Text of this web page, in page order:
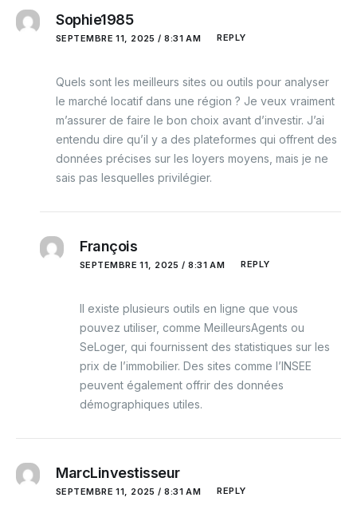
Sophie1985
SEPTEMBRE 11, 2025 / 8:31 AM REPLY
Quels sont les meilleurs sites ou outils pour analyser
le marché locatif dans une région ? Je veux vraiment
m’assurer de faire le bon choix avant d’investir. J’ai
entendu dire qu’il y a des plateformes qui offrent des
données précises sur les loyers moyens, mais je ne
sais pas lesquelles privilégier.
François
SEPTEMBRE 11, 2025 / 8:31 AM REPLY
Il existe plusieurs outils en ligne que vous
pouvez utiliser, comme MeilleursAgents ou
SeLoger, qui fournissent des statistiques sur les
prix de l’immobilier. Des sites comme l’INSEE
peuvent également offrir des données
démographiques utiles.
MarcLinvestisseur
SEPTEMBRE 11, 2025 / 8:31 AM REPLY